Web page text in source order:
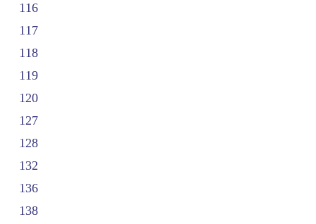
116
117
118
119
120
127
128
132
136
138